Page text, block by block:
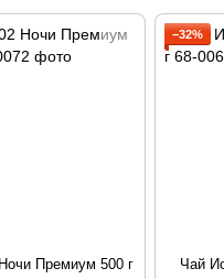
Премиум 500 г
−32%
Чай